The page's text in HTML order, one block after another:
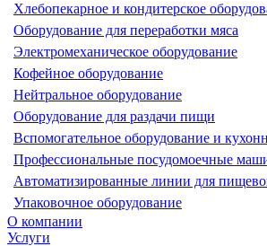
Хлебопекарное и кондитерское
Оборудование для переработки мяса
Электромеханическое оборудование
Кофейное оборудование
Нейтральное оборудование
Оборудование для раздачи пищи
Вспомогательное оборудование и
Профессиональные посудомоечные
Автоматизированные линии для
Упаковочное оборудование
О компании
Услуги